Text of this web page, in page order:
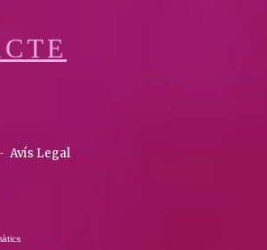
- Avís Legal